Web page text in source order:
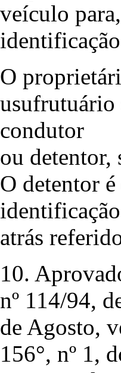
veículo
O
usufrutuário
condutor
ou
O detentor
atrás
10.
nº 114/94,
de Agosto,
156°, nº 1,